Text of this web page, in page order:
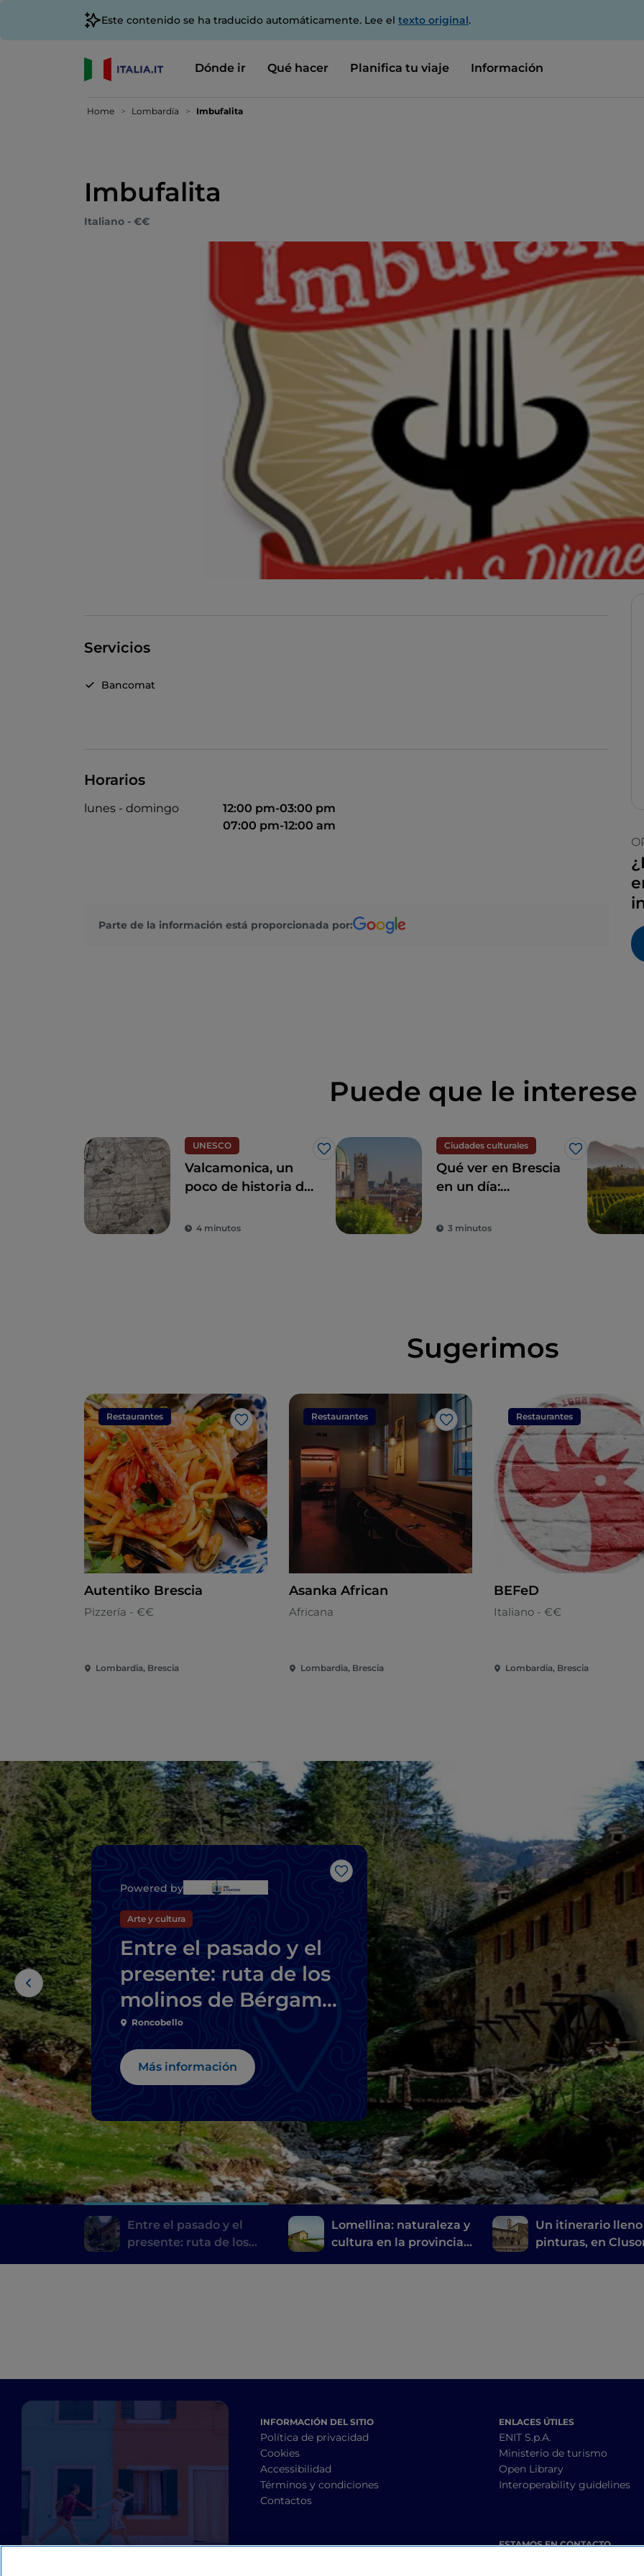
Este contenido se ha traducido automáticamente. Lee el texto original.
Dónde ir Qué hacer Planifica tu viaje Información
Home Lombardía Imbufalita
Imbufalita
Italiano - €€
Servicios
Bancomat
Horarios
lunes - domingo
12:00 pm-03:00 pm
07:00 pm-12:00 am
Parte de la información está proporcionada por:
Puede que le interese
UNESCO
Me gusta
Valcamonica, un
poco de historia de
4 minutos
Ciudades culturales
Me gusta
Qué ver en Brescia
en un día:
platos típicos que
3 minutos
Sugerimos
Restaurantes
Me gusta
Autentiko Brescia
Pizzería - €€
Lombardia, Brescia
Restaurantes
Me gusta
Asanka African
Africana
Lombardia, Brescia
Restaurantes
BEFeD
Italiano - €€
Lombardia, Brescia
Me gusta
Powered by
Arte y cultura
Entre el pasado y el
presente: ruta de los
molinos de Bérgamo
y Brescia
Roncobello
Más información
Entre el pasado y el
presente: ruta de los
Lomellina: naturaleza y
cultura en la provincia
Un itinerario
pinturas, en
INFORMACIÓN DEL SITIO
Política de privacidad
Cookies
Accessibilidad
Términos y condiciones
Contactos
ENLACES ÚTILES
ENIT S.p.A.
Ministerio de turismo
Open Library
Interoperability guidelines
ESTAMOS EN CONTACTO